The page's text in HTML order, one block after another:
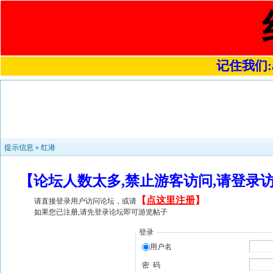
记住我们
提示信息 » 红港
【论坛人数太多,禁止游客访问,请登
请直接登录用户访问论坛，或请 【 点这里注册】
如果您已注册,请先登录论坛即可游览帖子
登录
用户名
密 码